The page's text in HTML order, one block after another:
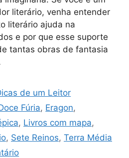
literário, venha entender
literário ajuda na
e por que esse suporte
tantas obras de fantasia
de um Leitor
Fúria, Eragon,
, Livros com mapa,
, Sete Reinos, Terra Média